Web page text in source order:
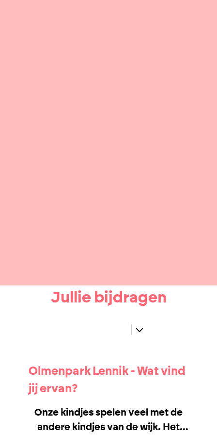
Jullie bijdragen
Olmenpark Lennik - Wat vind
jij ervan?
Onze kindjes spelen veel met de
andere kindjes van de wijk. Het